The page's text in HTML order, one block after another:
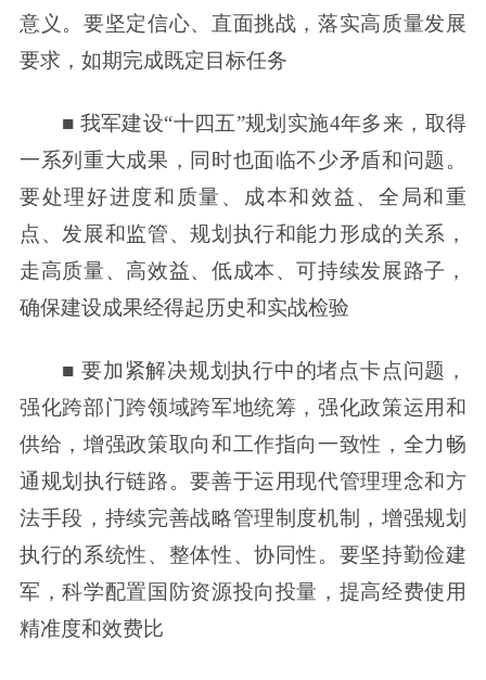
意义。要坚定信心、直面挑战，落实高质量发展
要求，如期完成既定目标任务
■ 我军建设“十四五”规划实施4年多来，取得
一系列重大成果，同时也面临不少矛盾和问题。
要处理好进度和质量、成本和效益、全局和重
点、发展和监管、规划执行和能力形成的关系，
走高质量、高效益、低成本、可持续发展路子，
确保建设成果经得起历史和实战检验
■ 要加紧解决规划执行中的堵点卡点问题，
强化跨部门跨领域跨军地统筹，强化政策运用和
供给，增强政策取向和工作指向一致性，全力畅
通规划执行链路。要善于运用现代管理理念和方
法手段，持续完善战略管理制度机制，增强规划
执行的系统性、整体性、协同性。要坚持勤俭建
军，科学配置国防资源投向投量，提高经费使用
精准度和效费比